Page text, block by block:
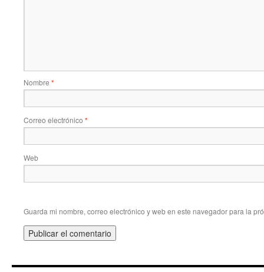
Nombre *
Correo electrónico *
Web
Guarda mi nombre, correo electrónico y web en este navegador para la